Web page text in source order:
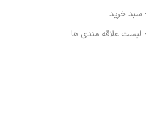
- سبد خرید
- لیست علاقه مندی ها